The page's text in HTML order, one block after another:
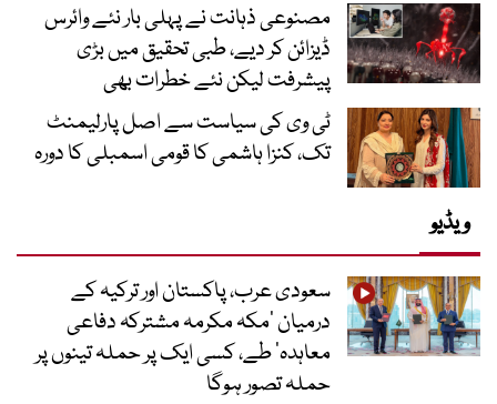
مصنوعی ذہانت نے پہلی بار نئے وائرس
ڈیزائن کر دیے، طبی تحقیق میں بڑی
پیشرفت لیکن نئے خطرات بھی
ٹی وی کی سیاست سے اصل پارلیمنٹ
تک، کنزا ہاشمی کا قومی اسمبلی کا دورہ
ویڈیو
سعودی عرب، پاکستان اور ترکیہ کے
درمیان ’مکہ مکرمہ مشترکہ دفاعی
معاہدہ‘ طے، کسی ایک پر حملہ تینوں پر
حملہ تصور ہوگا